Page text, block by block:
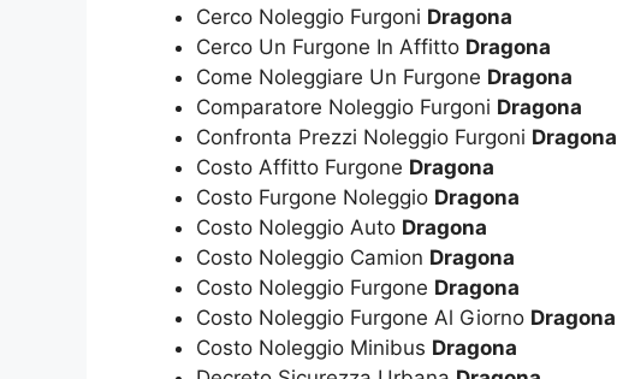
Cerco Noleggio Furgoni Dragona
Cerco Un Furgone In Affitto Dragona
Come Noleggiare Un Furgone Dragona
Comparatore Noleggio Furgoni Dragona
Confronta Prezzi Noleggio Furgoni Dragona
Costo Affitto Furgone Dragona
Costo Furgone Noleggio Dragona
Costo Noleggio Auto Dragona
Costo Noleggio Camion Dragona
Costo Noleggio Furgone Dragona
Costo Noleggio Furgone Al Giorno Dragona
Costo Noleggio Minibus Dragona